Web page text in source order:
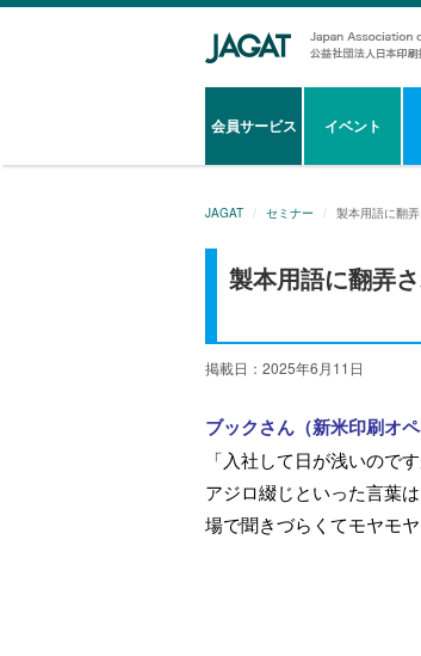
会員サービス イベント
JAGAT セミナー 製本用語に翻弄
製本用語に翻弄
掲載日：2025年6月11日
ブックさん（新米印刷オペ
「入社して日が浅いので
アジロ綴じといった言葉
場で聞きづらくてモヤモ